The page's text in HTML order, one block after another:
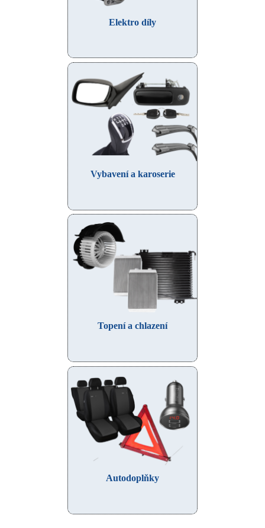
Elektro díly
Vybavení a karoserie
Topení a chlazení
Autodoplňky